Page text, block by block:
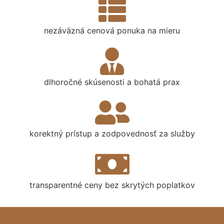
nezáväzná cenová ponuka na mieru
dlhoročné skúsenosti a bohatá prax
korektný prístup a zodpovednosť za služby
transparentné ceny bez skrytých poplatkov